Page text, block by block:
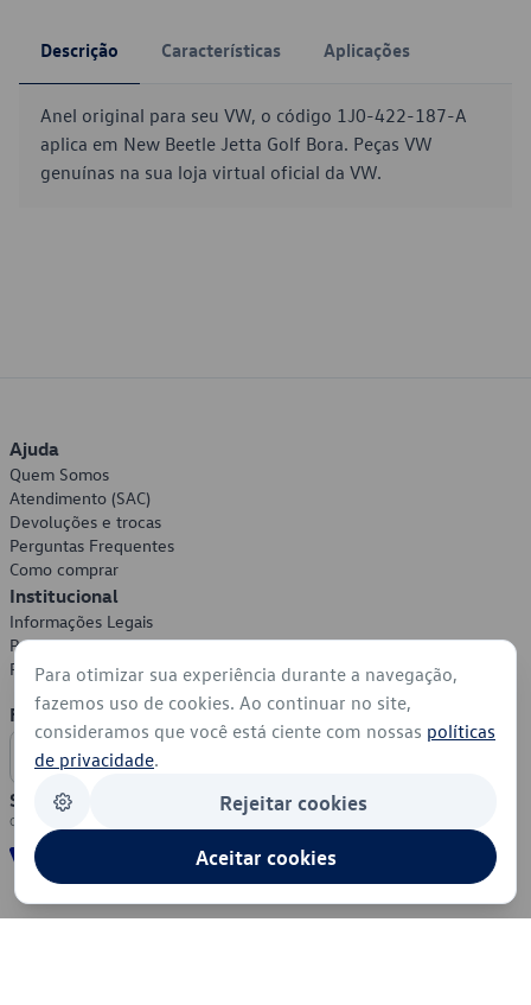
Descrição Características Aplicações
Anel original para seu VW, o código 1J0-422-187-A
aplica em New Beetle Jetta Golf Bora. Peças VW
genuínas na sua loja virtual oficial da VW.
Ajuda
Quem Somos
Atendimento (SAC)
Devoluções e trocas
Perguntas Frequentes
Como comprar
Institucional
Informações Legais
Política de Privacidade
Política de Cookies
Formas de Pagamento
Segurança
Para otimizar sua experiência durante a navegação,
fazemos uso de cookies. Ao continuar no site,
consideramos que você está ciente com nossas políticas
de privacidade.
Rejeitar cookies
Aceitar cookies